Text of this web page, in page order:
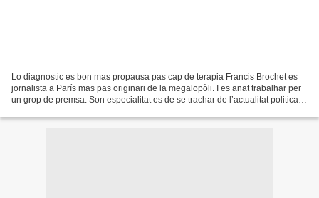
Lo diagnostic es bon mas propausa pas cap de terapia Francis Brochet es
jornalista a París mas pas originari de la megalopòli. I es anat trabalhar per
un grop de premsa. Son especialitat es de se trachar de l’actualitat politica,